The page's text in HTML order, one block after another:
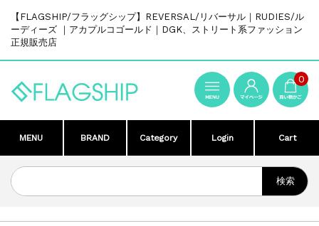
【FLAGSHIP/フラッグシップ】REVERSAL/リバーサル｜RUDIES/ル
ーディーズ ｜アカプルコゴールド｜DGK、ストリート系ファッション
正規販売店
0
MENU BRAND Category Login Cart